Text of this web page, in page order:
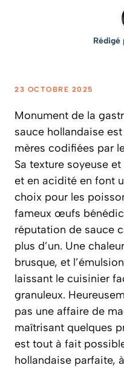
Rédigé
23 OCTOBRE 2025
Monument de la
sauce hollandaise
mères codifiées par
Sa texture soyeuse
et en acidité en font
choix pour les
fameux œufs
réputation de sauce
plus d’un. Une
brusque, et
laissant le cuisinier
granuleux.
pas une affaire de
maîtrisant quelques
est tout à fait
hollandaise parfaite,